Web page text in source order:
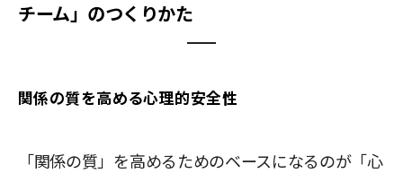
チーム」のつくりかた
関係の質を高める心理的安全性
「関係の質」を高めるためのベースになるのが「心